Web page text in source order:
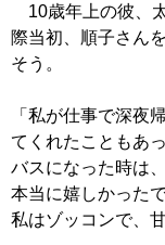
10歳年上の彼、
際当初、順子さん
そう。
「私が仕事で深夜
てくれたこともあ
バスになった時は
本当に嬉しかった
私はゾッコンで、